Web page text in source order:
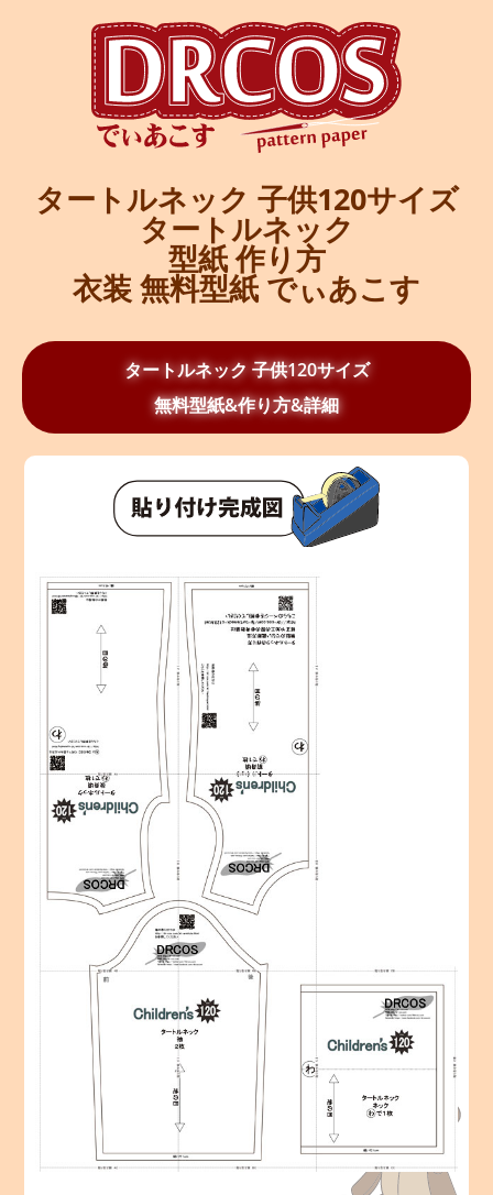
タートルネック 子供120サイズ
タートルネック
型紙 作り方
衣装 無料型紙 でぃあこす
タートルネック 子供120サイズ
無料型紙&作り方&詳細